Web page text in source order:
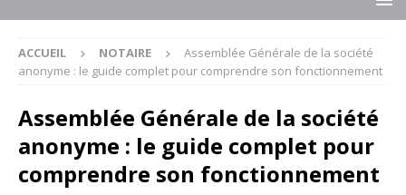
ACCUEIL NOTAIRE
Assemblée Générale de la société
anonyme : le guide complet pour comprendre son fonctionnement
Assemblée Générale de la société
anonyme : le guide complet pour
comprendre son fonctionnement